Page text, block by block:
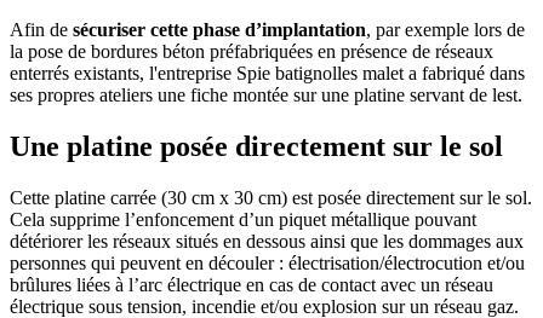
Afin de sécuriser cette phase d’implantation, par exemple lors de
la pose de bordures béton préfabriquées en présence de réseaux
enterrés existants, l'entreprise Spie batignolles malet a fabriqué dans
ses propres ateliers une fiche montée sur une platine servant de lest.
Une platine posée directement sur le sol
Cette platine carrée (30 cm x 30 cm) est posée directement sur le sol.
Cela supprime l’enfoncement d’un piquet métallique pouvant
détériorer les réseaux situés en dessous ainsi que les dommages aux
personnes qui peuvent en découler : électrisation/électrocution et/ou
brûlures liées à l’arc électrique en cas de contact avec un réseau
électrique sous tension, incendie et/ou explosion sur un réseau gaz.